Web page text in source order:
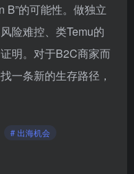
B”的可能性。做独立
险难控、类Temu的
明。对于B2C商家而
一条新的生存路径，
# 出海机会